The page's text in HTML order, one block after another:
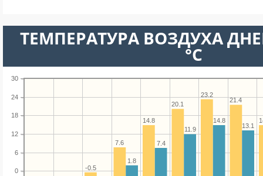
ТЕМПЕРАТУРА ВОЗДУХА
°C
0
6
12
18
24
30
21.4
23.2
20.1
14.8
7.6
-0.5
13.1
14.8
11.9
7.4
1.8